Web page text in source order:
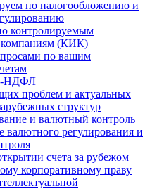
по налогообложению и
контролируемым
(КИК)
по вашим
НДФЛ
проблем и актуальных
структур
и валютный контроль
валютного регулирования и
счета за рубежом
корпоративному праву